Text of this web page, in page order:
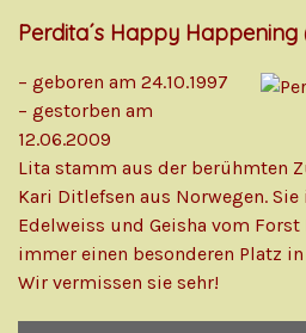
Perdita´s Happy
– geboren am 24.10.1997
– gestorben am
12.06.2009
Lita stamm aus der berühmten
Kari Ditlefsen aus Norwegen.
Edelweiss und Geisha vom
immer einen besonderen Platz
Wir vermissen sie sehr!